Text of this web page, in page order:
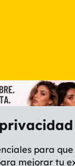
para
mejorar tu